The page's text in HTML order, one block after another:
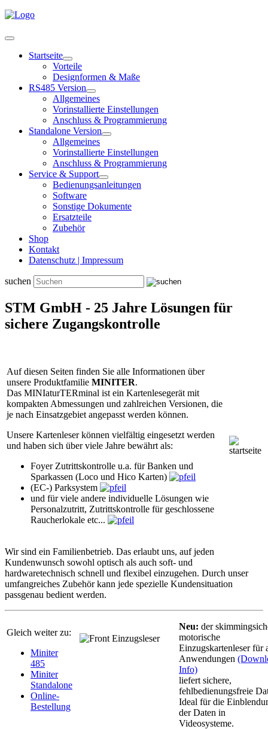
Startseite
Vorteile
Designformen & Maße
RS485 Version
Allgemeines
Vorinstallierte Einstellungen
Anschluss & Programmierung
Standalone Version
Allgemeines
Vorinstallierte Einstellungen
Anschluss & Programmierung
Service & Support
Bedienungsanleitungen
Software
Sonstige Dokumente
Ersatzteile
Zubehör
Shop
Kontakt
Datenschutz | Impressum
suchen
STM GmbH - 25 Jahre Lösungen für
sichere Zugangskontrolle
Auf diesen Seiten finden Sie alle Informationen über
unsere Produktfamilie MINITER.
Das MINIaturTERminal ist ein Kartenlesegerät mit
kompakten Abmessungen und zahlreichen Versionen, die
je nach Einsatzgebiet angepasst werden können.
Unsere Kartenleser können vielfältig eingesetzt werden
und haben sich über viele Jahre bewährt als:
Foyer Zutrittskontrolle u.a. für Banken und
Sparkassen (Loco und Hico Karten)
(EC-) Parksystem
und für viele andere individuelle Lösungen wie
Personalzutritt, Zutrittskontrolle für geschlossene
Raucherlokale etc...
Wir sind ein Familienbetrieb. Das erlaubt uns, auf jeden
Kundenwunsch sowohl optisch als auch soft- und
hardwaretechnisch schnell und flexibel einzugehen. Durch unser
umfangreiches Zubehör kann jede spezielle Kundensituation
passgenau bedient werden.
Gleich weiter zu:
Miniter
485
Miniter
Standalone
Online-
Bestellung
Neu: der
motorische
Einzugskartenleser für
Anwendungen
Info)
liefert sichere,
fehlbedienungsfreie
Ideal für die
der Daten in
Videosysteme.